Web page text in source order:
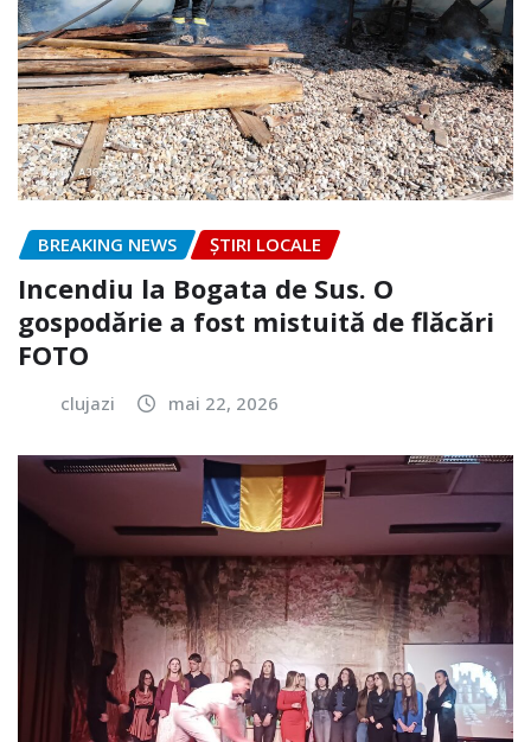
BREAKING NEWS ȘTIRI LOCALE
Incendiu la Bogata de Sus. O
gospodărie a fost mistuită de flăcări
FOTO
clujazi mai 22, 2026